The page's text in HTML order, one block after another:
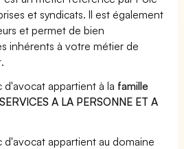
et syndicats. Il est également
et permet de bien
inhérents à votre métier de
d'avocat appartient à la famille
SERVICES A LA PERSONNE ET A
d'avocat appartient au domaine